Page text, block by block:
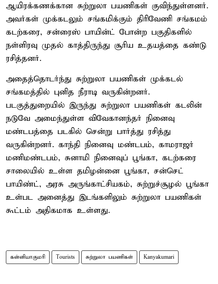
ஆயிரக்கணக்கான சுற்றுலா பயணிகள் குவிந்துள்ளனர்.
அவர்கள் முக்கடலும் சங்கமிக்கும் திரிவேணி சங்கமம்
கடற்கரை, சன்ரைஸ் பாயின்ட் போன்ற பகுதிகளில்
நள்ளிரவு முதல் காத்திருந்து சூரிய உதயத்தை கண்டு
ரசித்தனர்.
அதைத்தொடர்ந்து சுற்றுலா பயணிகள் முக்கடல்
சங்கமத்தில் புனித நீராடி வருகின்றனர்.
படகுத்துறையில் இருந்து சுற்றுலா பயணிகள் கடலின்
நடுவே அமைந்துள்ள விவேகானந்தர் நினைவு
மண்டபத்தை படகில் சென்று பார்த்து ரசித்து
வருகின்றனர். காந்தி நினைவு மண்டபம், காமராஜர்
மணிமண்டபம், சுனாமி நினைவுப் பூங்கா, கடற்கரை
சாலையில் உள்ள தமிழன்னை பூங்கா, சன்செட்
பாயிண்ட், அரசு அருங்காட்சியகம், சுற்றுச்சூழல் பூங்கா
உள்பட அனைத்து இடங்களிலும் சுற்றுலா பயணிகள்
கூட்டம் அதிகமாக உள்ளது.
கன்னியாகுமரி Tourists சுற்றுலா பயணிகள் Kanyakumari